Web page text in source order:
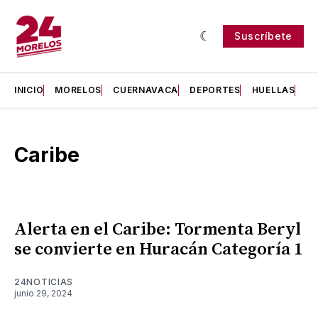
Suscríbete
INICIO MORELOS CUERNAVACA DEPORTES HUELLAS
Caribe
Alerta en el Caribe: Tormenta Beryl
se convierte en Huracán Categoría 1
24NOTICIAS
junio 29, 2024